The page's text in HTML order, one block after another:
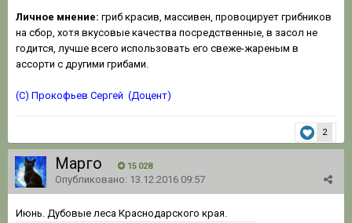
Личное мнение: гриб красив, массивен, провоцирует грибников
на сбор, хотя вкусовые качества посредственные, в засол не
годится, лучше всего использовать его свеже-жареным в
ассорти с другими грибами.
(С) Прокофьев Сергей (Доцент)
2
Марго 15 028
Опубликовано: 13.12.2016 09:57
Июнь. Дубовые леса Краснодарского края.